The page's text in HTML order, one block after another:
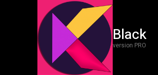
Black
version PRO